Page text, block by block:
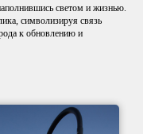
светом и жизнью.
символизируя связь
к обновлению и